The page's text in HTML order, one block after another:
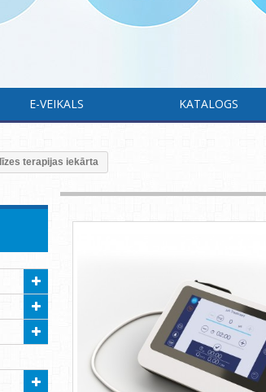
E-VEIKALS KATALOGS
terapijas iekārta